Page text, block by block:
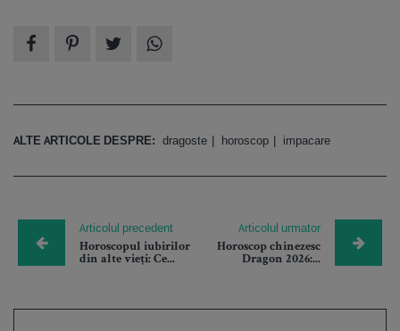
ALTE ARTICOLE DESPRE: dragoste horoscop impacare
Articolul precedent
Horoscopul iubirilor
din alte vieți: Ce...
Articolul urmator
Horoscop chinezesc
Dragon 2026:...